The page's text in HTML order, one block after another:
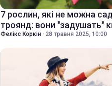
7 рослин, які не можна
троянд: вони "задушать"
Фелікс Коркін · 28 травня 2025, 10:00